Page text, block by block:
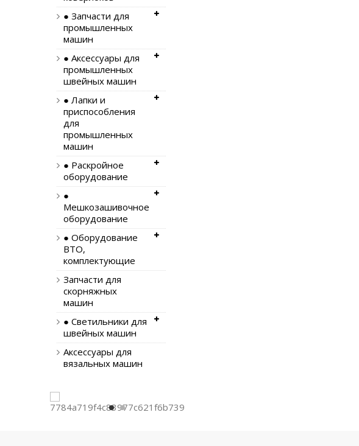
● Запчасти для
промышленных
машин
● Аксессуары для
промышленных
швейных машин
● Лапки и
приспособления
для
промышленных
машин
● Раскройное
оборудование
●
Мешкозашивочное
оборудование
● Оборудование
ВТО,
комплектующие
Запчасти для
скорняжных
машин
● Светильники для
швейных машин
Аксессуары для
вязальных машин